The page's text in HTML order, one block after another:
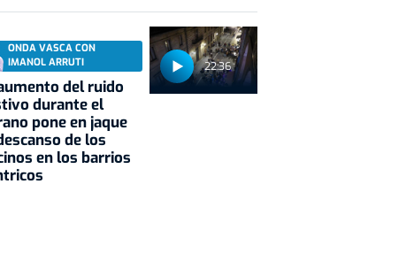
22:36
ONDA VASCA CON
IMANOL ARRUTI
del ruido
durante el
pone en jaque
de los
en los barrios